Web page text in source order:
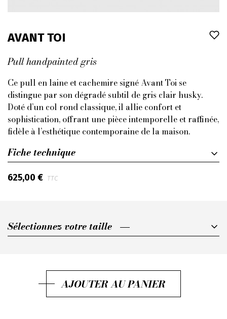
AVANT TOI
Pull handpainted gris
Ce pull en laine et cachemire signé Avant Toi se
distingue par son dégradé subtil de gris clair husky.
Doté d’un col rond classique, il allie confort et
sophistication, offrant une pièce intemporelle et raffinée,
fidèle à l’esthétique contemporaine de la maison.
Fiche technique
625,00 € TTC
Sélectionnez votre taille
Sélectionnez votre taille
AJOUTER AU PANIER